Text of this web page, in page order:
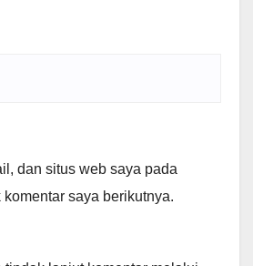
dan situs web saya pada
saya berikutnya.